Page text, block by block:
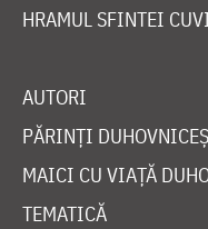
HRAMUL SFINTEI
AUTORI
PĂRINȚI
MAICI CU VIAȚĂ
TEMATICĂ